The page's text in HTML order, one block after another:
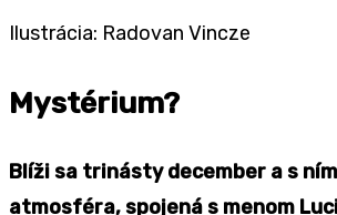
Ilustrácia: Radovan Vincze
Mystérium?
Blíži sa trinásty december a s
atmosféra, spojená s menom